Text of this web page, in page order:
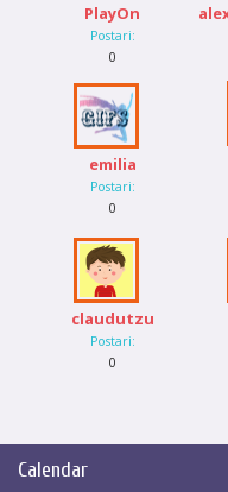
PlayOn
Postari:
0
emilia
Postari:
0
claudutzu
Postari:
0
Calendar